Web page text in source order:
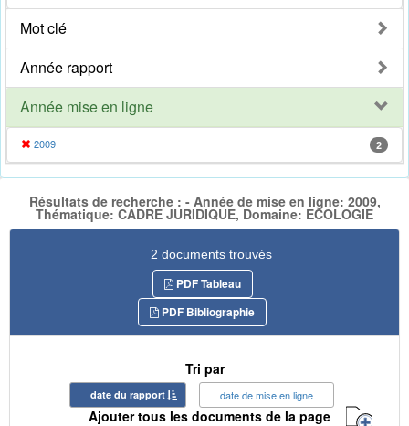
Mot clé
Année rapport
Année mise en ligne
2009 2
Résultats de recherche : - Année de mise en ligne: 2009,
Thématique: CADRE JURIDIQUE, Domaine: ECOLOGIE
2 documents trouvés
PDF Tableau
PDF Bibliographie
Tri par
date du rapport date de mise en ligne
Ajouter tous les documents de la page